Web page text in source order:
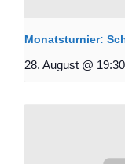
Monatsturnier:
28. August @ 19:30